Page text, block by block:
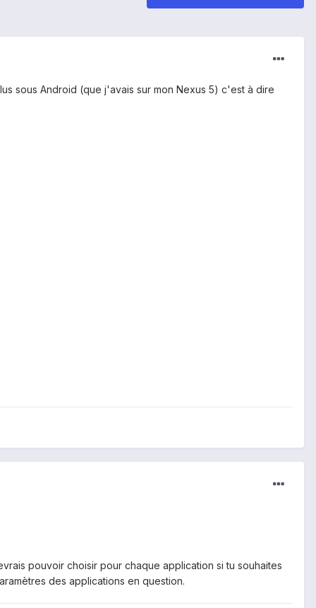
sous Android (que j'avais sur mon Nexus 5) c'est à dire
pouvoir choisir pour chaque application si tu souhaites
des applications en question.